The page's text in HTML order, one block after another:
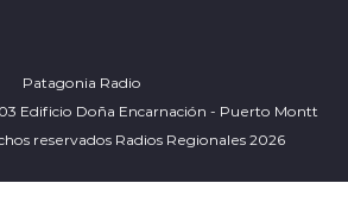
Patagonia Radio
Edificio Doña Encarnación - Puerto Montt
reservados Radios Regionales 2026